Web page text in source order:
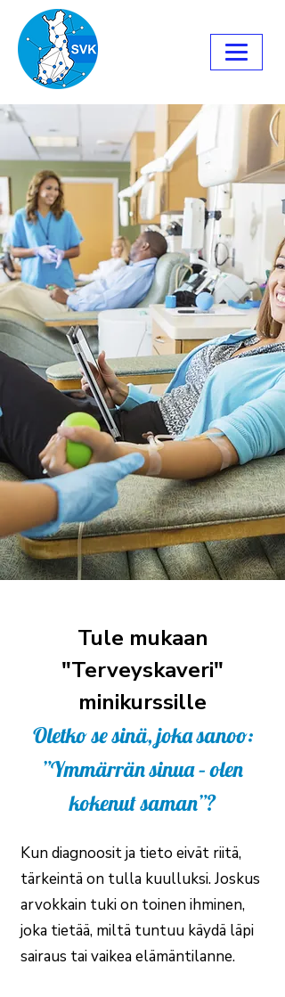
Tule mukaan
"Terveyskaveri"
minikurssille
Oletko se sinä, joka sanoo:
”Ymmärrän sinua – olen
kokenut saman”?
Kun diagnoosit ja tieto eivät riitä,
tärkeintä on tulla kuulluksi. Joskus
arvokkain tuki on toinen ihminen,
joka tietää, miltä tuntuu käydä läpi
sairaus tai vaikea elämäntilanne.